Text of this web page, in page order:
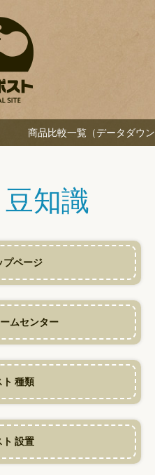
商品比較一覧（データダウ
知識
プページ
ムセンター
種類
設置